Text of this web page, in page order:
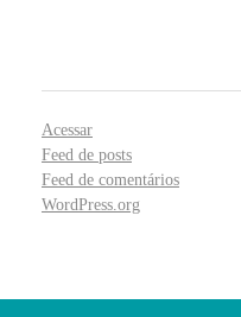
Acessar
Feed de posts
Feed de comentários
WordPress.org